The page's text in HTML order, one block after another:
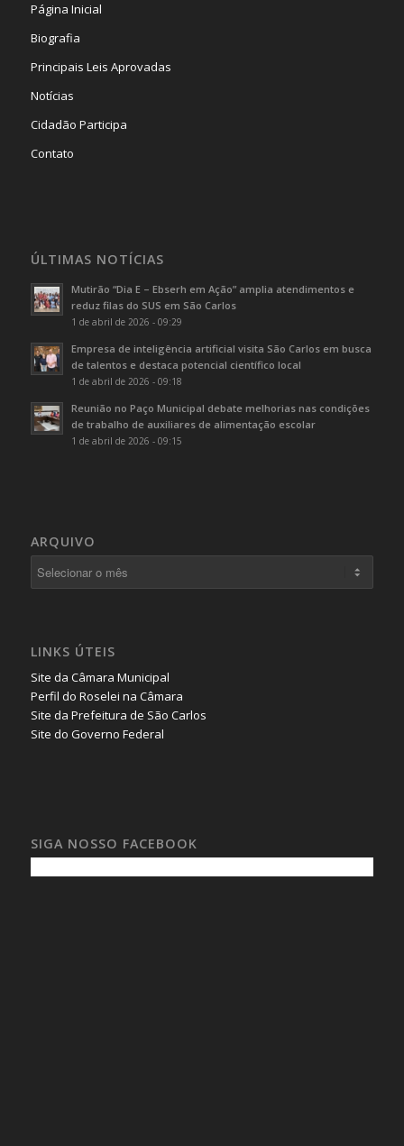
Página Inicial
Biografia
Principais Leis Aprovadas
Notícias
Cidadão Participa
Contato
ÚLTIMAS NOTÍCIAS
Mutirão “Dia E – Ebserh em Ação” amplia atendimentos e
reduz filas do SUS em São Carlos
1 de abril de 2026 - 09:29
Empresa de inteligência artificial visita São Carlos em busca
de talentos e destaca potencial científico local
1 de abril de 2026 - 09:18
Reunião no Paço Municipal debate melhorias nas condições
de trabalho de auxiliares de alimentação escolar
1 de abril de 2026 - 09:15
ARQUIVO
LINKS ÚTEIS
Site da Câmara Municipal
Perfil do Roselei na Câmara
Site da Prefeitura de São Carlos
Site do Governo Federal
SIGA NOSSO FACEBOOK